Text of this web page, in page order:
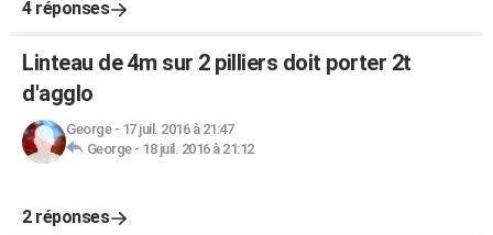
4 réponses
Linteau de 4m sur 2 pilliers doit porter 2t
d'agglo
George- 17 juil. 2016 à 21:47
George- 18 juil. 2016 à 21:12
2 réponses